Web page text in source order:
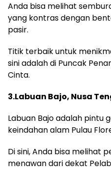
Anda bisa melihat
yang kontras dengan
pasir.
Titik terbaik untuk
sini adalah di Puncak
Cinta.
3.Labuan Bajo, Nusa
Labuan Bajo adalah pintu
keindahan alam Pulau
Di sini, Anda bisa melihat
menawan dari dekat